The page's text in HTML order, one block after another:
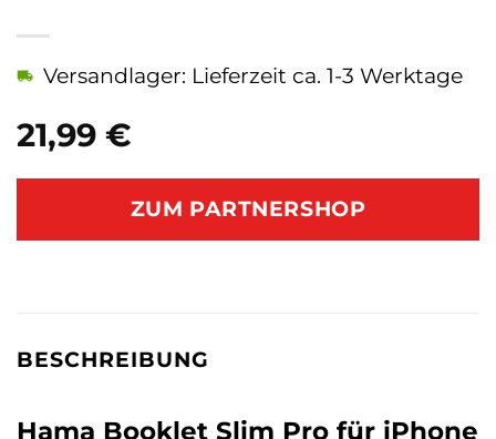
21,99 €
Versandlager: Lieferzeit ca. 1-3 Werktage
ZUM PARTNERSHOP
BESCHREIBUNG
Hama Booklet Slim Pro für iPhone